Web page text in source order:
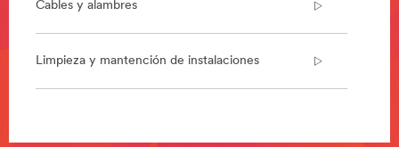
**Site
area
Cubitron-
url**
Cables y alambres
Limpieza y mantención de instalaciones
area